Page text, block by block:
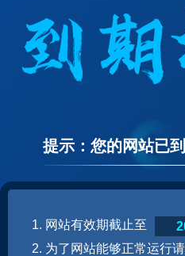
提示：您的网站已
1. 网站有效期截止至
2. 为了网站能够正常运行